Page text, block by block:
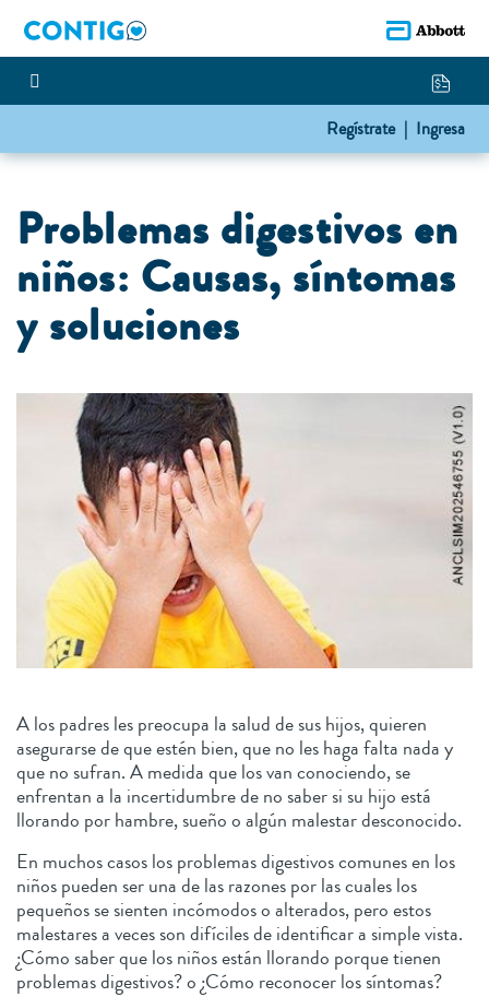
Regístrate | Ingresa
Problemas digestivos en
niños: Causas, síntomas
y soluciones
A los padres les preocupa la salud de sus hijos, quieren
asegurarse de que estén bien, que no les haga falta nada y
que no sufran. A medida que los van conociendo, se
enfrentan a la incertidumbre de no saber si su hijo está
llorando por hambre, sueño o algún malestar desconocido.
En muchos casos los problemas digestivos comunes en los
niños pueden ser una de las razones por las cuales los
pequeños se sienten incómodos o alterados, pero estos
malestares a veces son difíciles de identificar a simple vista.
¿Cómo saber que los niños están llorando porque tienen
problemas digestivos? o ¿Cómo reconocer los síntomas?